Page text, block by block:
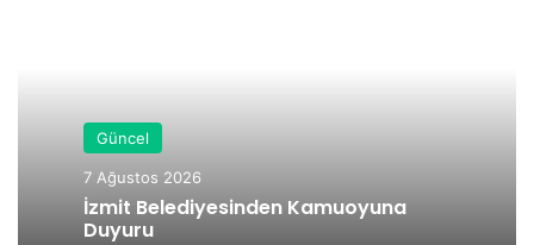
Güncel
7 Ağustos 2026
İzmit Belediyesinden Kamuoyuna
Duyuru